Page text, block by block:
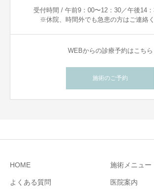
受付時間 / 午前9：00〜12：30／午後14
※休院、時間外でも急患の方はご連絡く
WEBからの診療予約はこちら
施術のご予約
HOME 施術メニュー
よくある質問 医院案内